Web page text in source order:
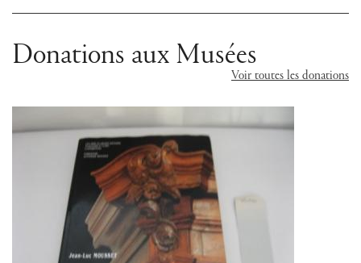
Donations aux Musées
Voir toutes les donations